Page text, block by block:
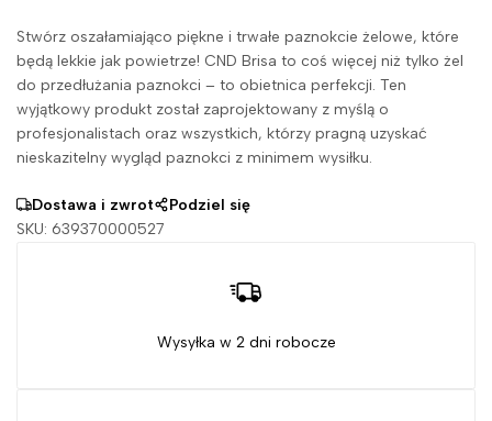
Stwórz oszałamiająco piękne i trwałe paznokcie żelowe, które
będą lekkie jak powietrze! CND Brisa to coś więcej niż tylko żel
do przedłużania paznokci – to obietnica perfekcji. Ten
wyjątkowy produkt został zaprojektowany z myślą o
profesjonalistach oraz wszystkich, którzy pragną uzyskać
nieskazitelny wygląd paznokci z minimem wysiłku.
Dostawa i zwrot
Podziel się
SKU: 639370000527
Wysyłka w 2 dni robocze